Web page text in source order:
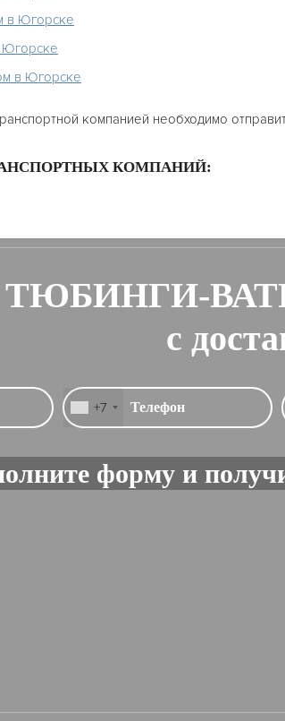
в Югорске
Югорске
в Югорске
компанией необходимо
КОМПАНИЙ:
ТЮБИНГИ-
с
+7
форму и